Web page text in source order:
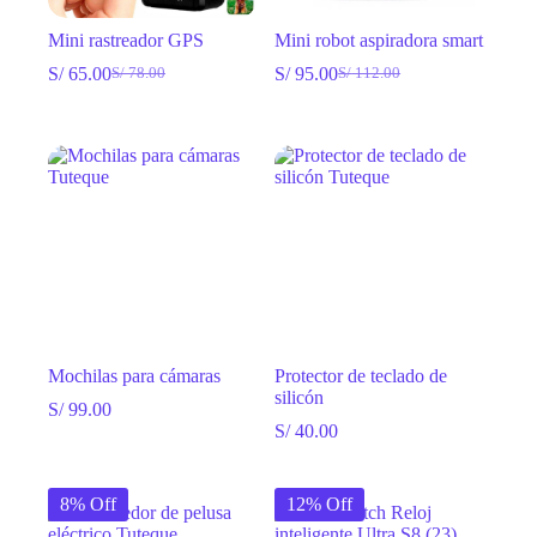
Mini rastreador GPS
S/78.00
El
era:
S/ 78.00.
S/65.00El
es:
S/ 65.00.
Mini robot aspiradora smart
S/112.00
El
era:
S/ 112.00.
S/95.00El
es:
S/ 95.00.
Mochilas para cámaras
S/99.00
Protector de teclado de
silicón
S/40.00
8% Off 12% Off